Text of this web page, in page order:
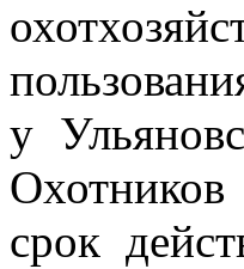
у
срок